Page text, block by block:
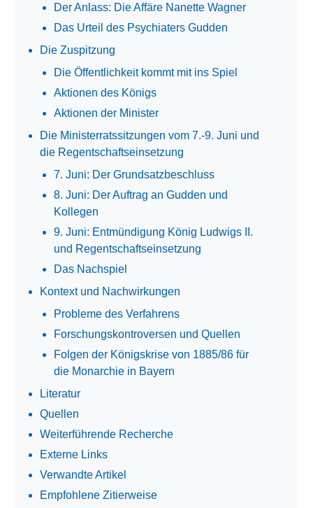
Der Anlass: Die Affäre Nanette Wagner
Das Urteil des Psychiaters Gudden
Die Zuspitzung
Die Öffentlichkeit kommt mit ins Spiel
Aktionen des Königs
Aktionen der Minister
Die Ministerratssitzungen vom 7.-9. Juni und
die Regentschaftseinsetzung
7. Juni: Der Grundsatzbeschluss
8. Juni: Der Auftrag an Gudden und
Kollegen
9. Juni: Entmündigung König Ludwigs II.
und Regentschaftseinsetzung
Das Nachspiel
Kontext und Nachwirkungen
Probleme des Verfahrens
Forschungskontroversen und Quellen
Folgen der Königskrise von 1885/86 für
die Monarchie in Bayern
Literatur
Quellen
Weiterführende Recherche
Externe Links
Verwandte Artikel
Empfohlene Zitierweise